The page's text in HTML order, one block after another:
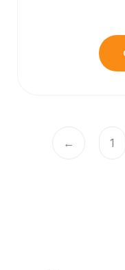
← 1